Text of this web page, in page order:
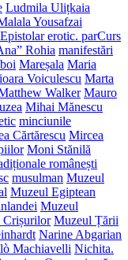
Ludmila Ulițkaia
Yousafzai
erotic. parCurs
Rohia manifestări
Mareșala Maria
Voiculescu Marta
Walker Mauro
Mihai Mănescu
minciunile
Cărtărescu Mircea
Moni Stănilă
românești
musulman Muzeul
Muzeul Egiptean
Muzeul
Crișurilor Muzeul Țării
Narine Abgarian
Machiavelli Nichita.